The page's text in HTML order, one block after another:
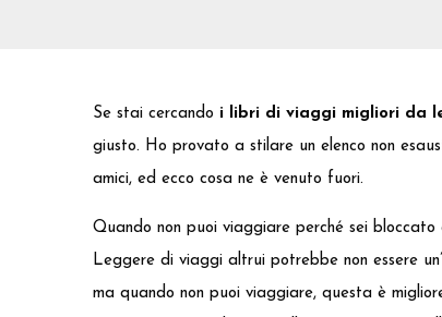
Se stai cercando i libri di viaggi migliori da
giusto. Ho provato a stilare un elenco non
amici, ed ecco cosa ne è venuto fuori.
Quando non puoi viaggiare perché sei
Leggere di viaggi altrui potrebbe non essere
ma quando non puoi viaggiare, questa è